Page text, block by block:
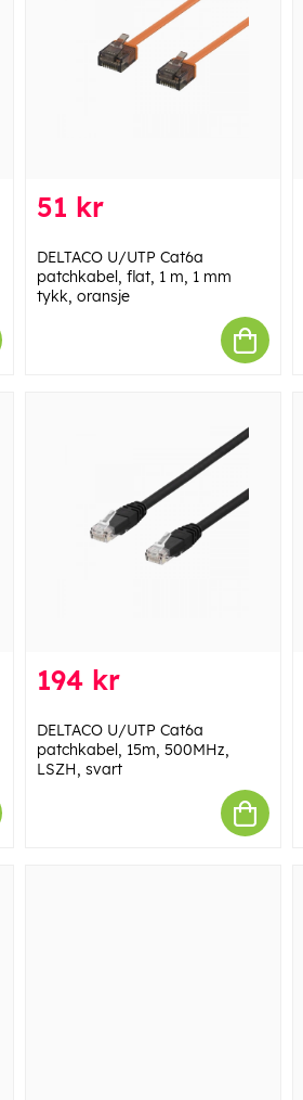
51 kr
DELTACO U/UTP Cat6a
patchkabel, flat, 1 m, 1 mm
tykk, oransje
194 kr
DELTACO U/UTP Cat6a
patchkabel, 15m, 500MHz,
LSZH, svart